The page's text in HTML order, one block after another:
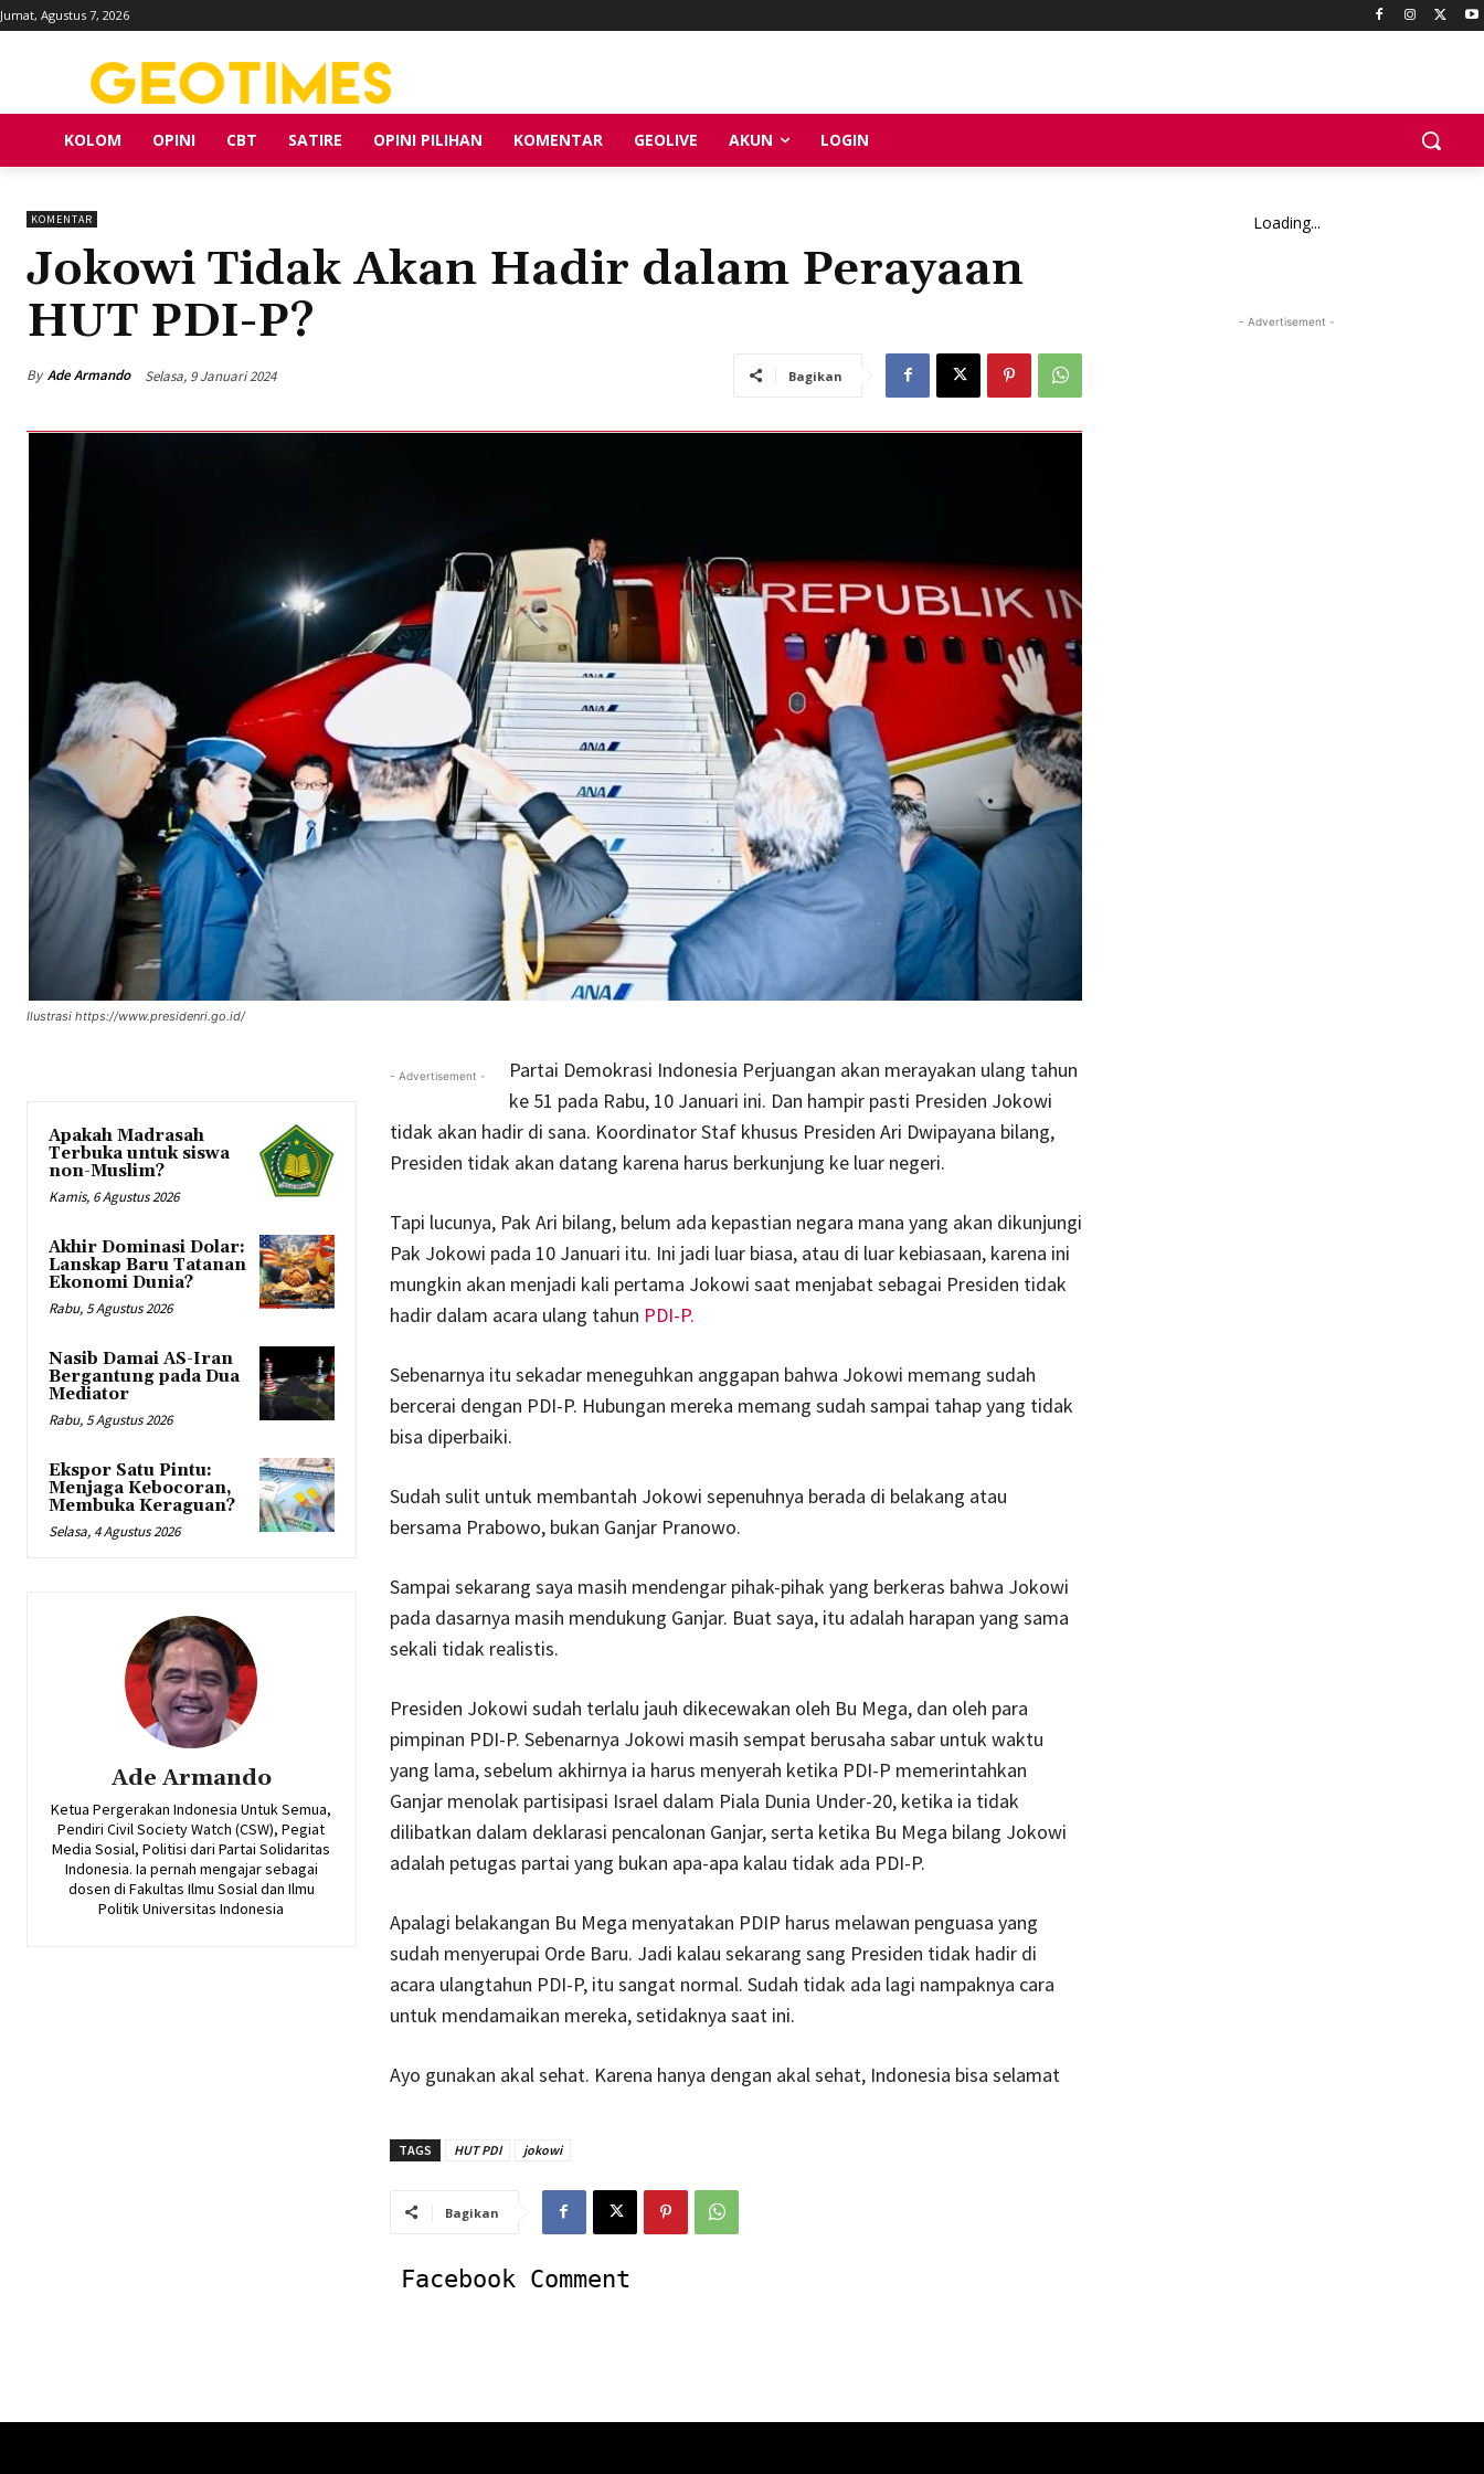
Jumat, Agustus 7, 2026
KOLOM OPINI CBT SATIRE OPINI PILIHAN KOMENTAR GEOLIVE AKUN LOGIN
KOMENTAR
Jokowi Tidak Akan Hadir dalam Perayaan
HUT PDI-P?
By Ade Armando Selasa, 9 Januari 2024 Bagikan
Ilustrasi https://www.presidenri.go.id/
Apakah Madrasah
Terbuka untuk siswa
non-Muslim?
Kamis, 6 Agustus 2026
Akhir Dominasi Dolar:
Lanskap Baru Tatanan
Ekonomi Dunia?
Rabu, 5 Agustus 2026
Nasib Damai AS-Iran
Bergantung pada Dua
Mediator
Rabu, 5 Agustus 2026
Ekspor Satu Pintu:
Menjaga Kebocoran,
Membuka Keraguan?
Selasa, 4 Agustus 2026
Ade Armando
Ketua Pergerakan Indonesia Untuk Semua,
Pendiri Civil Society Watch (CSW), Pegiat
Media Sosial, Politisi dari Partai Solidaritas
Indonesia. Ia pernah mengajar sebagai
dosen di Fakultas Ilmu Sosial dan Ilmu
Politik Universitas Indonesia
- Advertisement -
Partai Demokrasi Indonesia Perjuangan akan merayakan ulang tahun
ke 51 pada Rabu, 10 Januari ini. Dan hampir pasti Presiden Jokowi
tidak akan hadir di sana. Koordinator Staf khusus Presiden Ari Dwipayana bilang,
Presiden tidak akan datang karena harus berkunjung ke luar negeri.
Tapi lucunya, Pak Ari bilang, belum ada kepastian negara mana yang akan dikunjungi
Pak Jokowi pada 10 Januari itu. Ini jadi luar biasa, atau di luar kebiasaan, karena ini
mungkin akan menjadi kali pertama Jokowi saat menjabat sebagai Presiden tidak
hadir dalam acara ulang tahun PDI-P.
Sebenarnya itu sekadar meneguhkan anggapan bahwa Jokowi memang sudah
bercerai dengan PDI-P. Hubungan mereka memang sudah sampai tahap yang tidak
bisa diperbaiki.
Sudah sulit untuk membantah Jokowi sepenuhnya berada di belakang atau
bersama Prabowo, bukan Ganjar Pranowo.
Sampai sekarang saya masih mendengar pihak-pihak yang berkeras bahwa Jokowi
pada dasarnya masih mendukung Ganjar. Buat saya, itu adalah harapan yang sama
sekali tidak realistis.
Presiden Jokowi sudah terlalu jauh dikecewakan oleh Bu Mega, dan oleh para
pimpinan PDI-P. Sebenarnya Jokowi masih sempat berusaha sabar untuk waktu
yang lama, sebelum akhirnya ia harus menyerah ketika PDI-P memerintahkan
Ganjar menolak partisipasi Israel dalam Piala Dunia Under-20, ketika ia tidak
dilibatkan dalam deklarasi pencalonan Ganjar, serta ketika Bu Mega bilang Jokowi
adalah petugas partai yang bukan apa-apa kalau tidak ada PDI-P.
Apalagi belakangan Bu Mega menyatakan PDIP harus melawan penguasa yang
sudah menyerupai Orde Baru. Jadi kalau sekarang sang Presiden tidak hadir di
acara ulangtahun PDI-P, itu sangat normal. Sudah tidak ada lagi nampaknya cara
untuk mendamaikan mereka, setidaknya saat ini.
Ayo gunakan akal sehat. Karena hanya dengan akal sehat, Indonesia bisa selamat
TAGS HUT PDI jokowi
Bagikan
Facebook Comment
Loading...
- Advertisement -